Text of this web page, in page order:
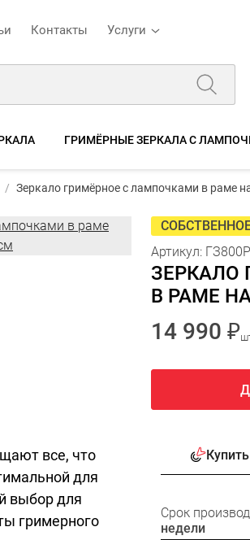
Контакты Услуги
ГРИМЁРНЫЕ ЗЕРКАЛА С
Зеркало гримёрное с лампочками в раме напольное, белое, 80х180см
Зеркало гримёрное с лампочками в раме
все, что
для
выбор для
гримерного
Артикул:
ЗЕРКАЛО
В РАМЕ
14 990 ₽
Срок
недели